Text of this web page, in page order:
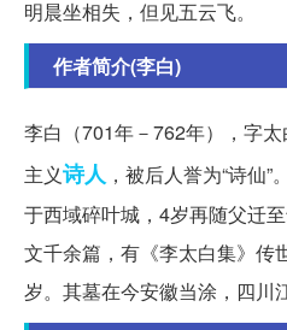
明晨坐相失，但见五云飞。
作者简介(李白)
李白（701年－762年），字
主义诗人 ，被后人誉为“诗仙
于西域碎叶城，4岁再随父迁
文千余篇，有《李太白集》传
岁。其墓在今安徽当涂，四川